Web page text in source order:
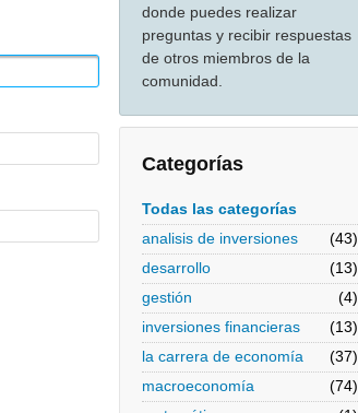
donde puedes realizar
preguntas y recibir respuestas
de otros miembros de la
comunidad.
Categorías
Todas las categorías
analisis de inversiones
(43)
desarrollo
(13)
gestión
(4)
inversiones financieras
(13)
la carrera de economía
(37)
macroeconomía
(74)